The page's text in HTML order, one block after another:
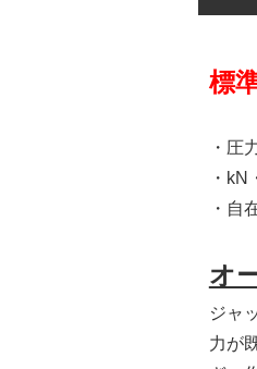
標
・圧
・
・自
オ
ジャ
力が